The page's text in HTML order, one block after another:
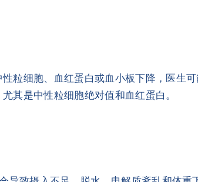
粒细胞、血红蛋白或血小板下降，医生
其是中性粒细胞绝对值和血红蛋白。